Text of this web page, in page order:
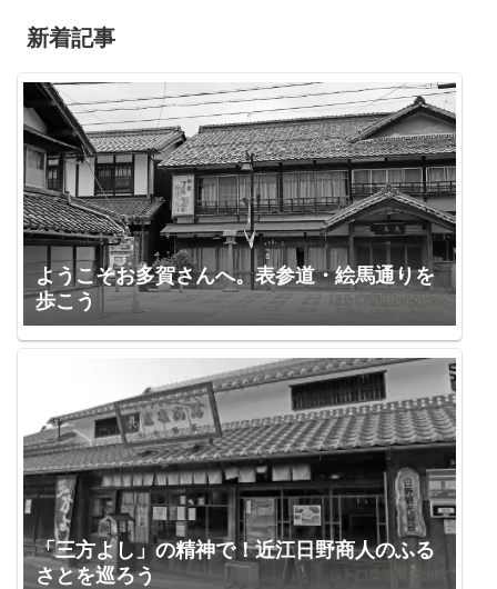
新着記事
ようこそお多賀さんへ。表参道・絵馬通りを
歩こう
「三方よし」の精神で！近江日野商人のふる
さとを巡ろう